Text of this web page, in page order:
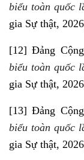
biểu toàn quốc
gia Sự thật,
[12] Đảng
biểu toàn quốc
gia Sự thật,
[13] Đảng
biểu toàn quốc
gia Sự thật,